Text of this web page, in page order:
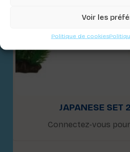
Voir les
Politique de cookies
JAPANESE SET
Connectez-vous